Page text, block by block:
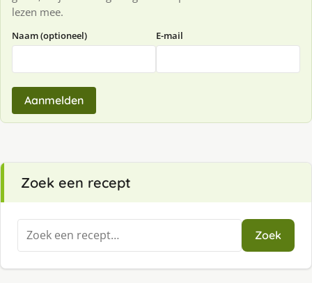
lezen mee.
Naam (optioneel) E-mail
Aanmelden
Zoek een recept
Zoeken
naar:
Zoek